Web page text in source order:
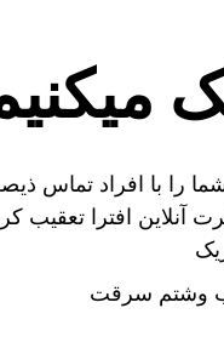
را با افراد تماس
افترا تعقیب
وشتم سرقت